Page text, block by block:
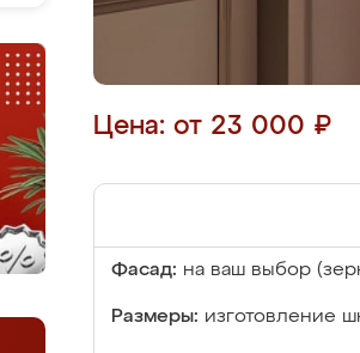
Цена: от 23 000 ₽
Фасад: на ваш выбор
Размеры: изготовление